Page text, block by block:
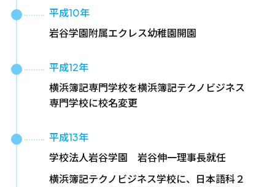
平成10年
岩谷学園附属エクレス幼稚園開園
平成12年
横浜簿記専門学校を横浜簿記テクノビジネス
専門学校に校名変更
平成13年
学校法人岩谷学園 岩谷伸一理事長就任
横浜簿記テクノビジネス学校に、日本語科２